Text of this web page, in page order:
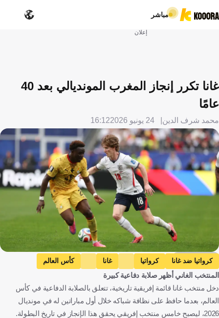
مباشر
إعلان
غانا تكرر إنجاز المغرب المونديالي بعد 40
عامًا
محمد شرف الدين 24 يونيو 2026 16:12
Getty Images
كرواتيا ضد غانا كرواتيا غانا
كأس العالم
إنجلترا ضد غانا
إنجلترا المغرب ضد هايتي
هايتي
كرواتيا غانا الولايات المتحدة
إنجلترا
المغرب
المنتخب الغاني أظهر صلابة دفاعية كبيرة
دخل منتخب غانا قائمة إفريقية تاريخية، تتعلق بالصلابة الدفاعية في كأس
العالم، بعدما حافظ على نظافة شباكه خلال أول مباراتين له في مونديال
2026، ليصبح خامس منتخب إفريقي يحقق هذا الإنجاز في تاريخ البطولة.